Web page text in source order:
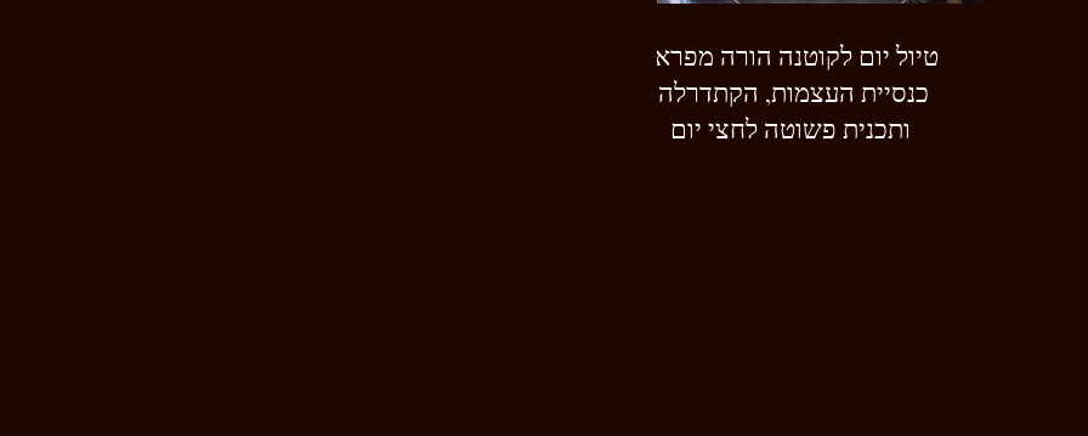
טיול יום לקוטנה הורה מפראג:
כנסיית העצמות, הקתדרלה,
ותכנית פשוטה לחצי יום